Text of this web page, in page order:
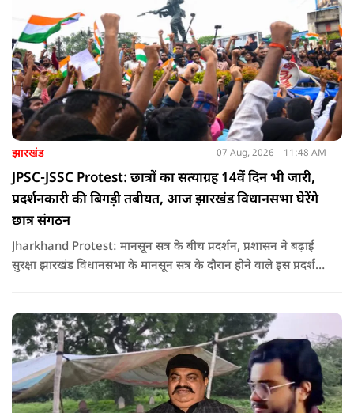
झारखंड 07 Aug, 2026 11:48 AM
JPSC-JSSC Protest: छात्रों का सत्याग्रह 14वें दिन भी जारी,
प्रदर्शनकारी की बिगड़ी तबीयत, आज झारखंड विधानसभा घेरेंगे
छात्र संगठन
Jharkhand Protest: मानसून सत्र के बीच प्रदर्शन, प्रशासन ने बढ़ाई
सुरक्षा झारखंड विधानसभा के मानसून सत्र के दौरान होने वाले इस प्रदर्शन
जनाधिकार महासभा के आह्वान पर आयोजित किया जा रहा है.